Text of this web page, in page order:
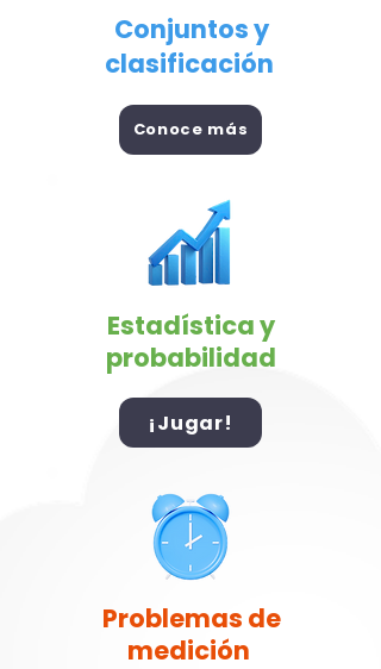
Conjuntos y
clasificación
Conoce más
Estadística y
probabilidad
¡Jugar!
Problemas de
medición